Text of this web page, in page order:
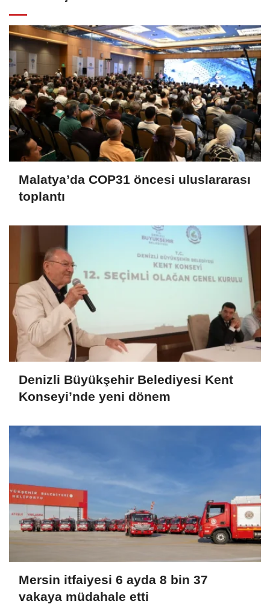
Malatya’da COP31 öncesi uluslararası
toplantı
Denizli Büyükşehir Belediyesi Kent
Konseyi’nde yeni dönem
Mersin itfaiyesi 6 ayda 8 bin 37
vakaya müdahale etti